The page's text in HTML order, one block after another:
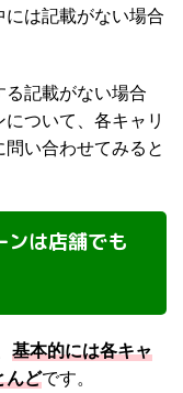
は記載がない場合
る記載がない場合
ついて、各キャリ
い合わせてみると
は店舗でも
基本的には各キャ
んどです。